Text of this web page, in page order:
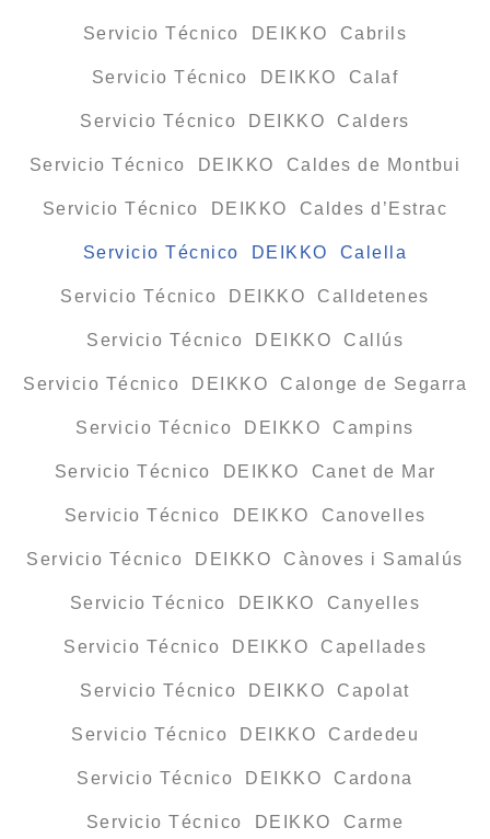
Servicio Técnico DEIKKO Cabrils
Servicio Técnico DEIKKO Calaf
Servicio Técnico DEIKKO Calders
Servicio Técnico DEIKKO Caldes de Montbui
Servicio Técnico DEIKKO Caldes d’Estrac
Servicio Técnico DEIKKO Calella
Servicio Técnico DEIKKO Calldetenes
Servicio Técnico DEIKKO Callús
Servicio Técnico DEIKKO Calonge de Segarra
Servicio Técnico DEIKKO Campins
Servicio Técnico DEIKKO Canet de Mar
Servicio Técnico DEIKKO Canovelles
Servicio Técnico DEIKKO Cànoves i Samalús
Servicio Técnico DEIKKO Canyelles
Servicio Técnico DEIKKO Capellades
Servicio Técnico DEIKKO Capolat
Servicio Técnico DEIKKO Cardedeu
Servicio Técnico DEIKKO Cardona
Servicio Técnico DEIKKO Carme